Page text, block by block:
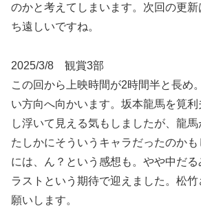
のかと考えてしまいます。次回の更
ち遠しいですね。
2025/3/8 観賞3部
この回から上映時間が2時間半と長め
い方向へ向かいます。坂本龍馬を筧
し浮いて見える気もしましたが、龍
たしかにそういうキャラだったのか
には、ん？という感想も。やや中だ
ラストという期待で迎えました。松
願いします。